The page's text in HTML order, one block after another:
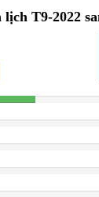
T9-2022